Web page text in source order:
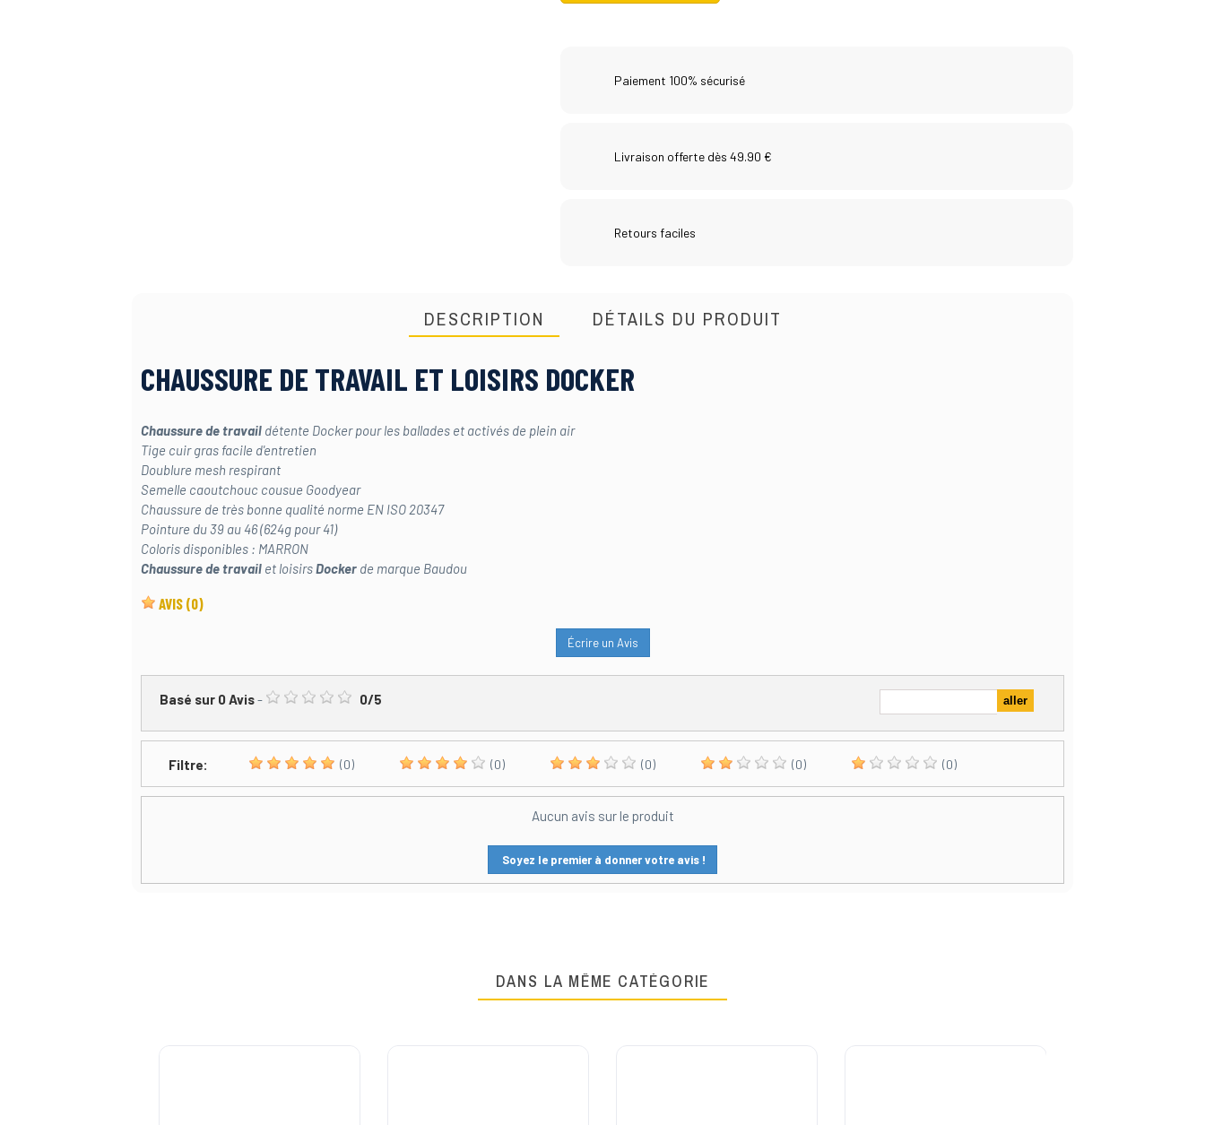
Paiement 100% sécurisé
Livraison offerte dès 49.90 €
Retours faciles
DESCRIPTION DÉTAILS DU PRODUIT
CHAUSSURE DE TRAVAIL ET LOISIRS DOCKER
Chaussure de travaildétente Docker pour les ballades et activés de plein air
Tige cuir gras facile d'entretien
Doublure mesh respirant
Semelle caoutchouc cousue Goodyear
Chaussure de très bonne qualité norme EN ISO 20347
Pointure du 39 au 46 (624g pour 41)
Coloris disponibles : MARRON
Chaussure de travailet loisirsDockerde marque Baudou
AVIS (0)
Écrire un Avis
Basé sur 0Avis- 0/5
Filtre: (0) (0) (0) (0) (0)
Aucun avis sur le produit
Soyez le premier à donner votre avis !
DANS LA MÊME CATÉGORIE